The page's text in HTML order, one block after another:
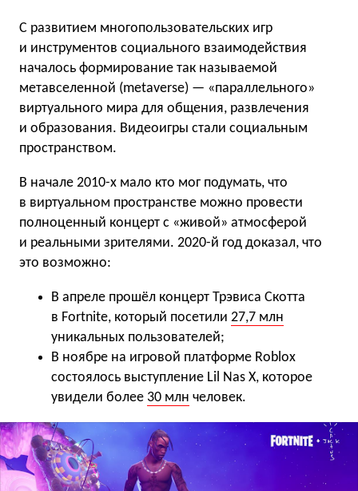
С развитием многопользовательских игр
и инструментов социального взаимодействия
началось формирование так называемой
метавселенной (metaverse) — «параллельного»
виртуального мира для общения, развлечения
и образования. Видеоигры стали социальным
пространством.
В начале 2010-х мало кто мог подумать, что
в виртуальном пространстве можно провести
полноценный концерт с «живой» атмосферой
и реальными зрителями. 2020-й год доказал, что
это возможно:
В апреле прошёл концерт Трэвиса Скотта
в Fortnite, который посетили 27,7 млн
уникальных пользователей;
В ноябре на игровой платформе Roblox
состоялось выступление Lil Nas X, которое
увидели более 30 млн человек.